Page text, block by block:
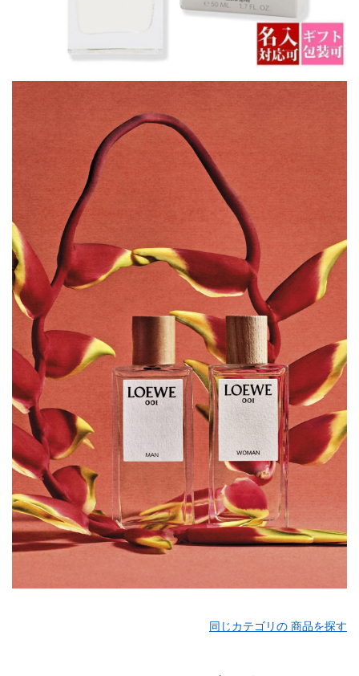
同じカテゴリの 商品を探す